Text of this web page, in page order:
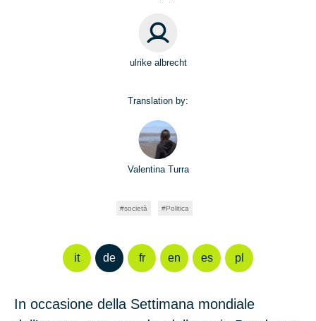
ulrike albrecht
Translation by:
Valentina Turra
società Politica
it de fr en es pl
In occasione della Settimana mondiale